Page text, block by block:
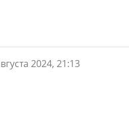
2024, 21:13